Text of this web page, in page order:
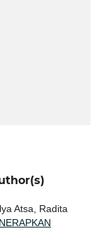
Atsa, Radita